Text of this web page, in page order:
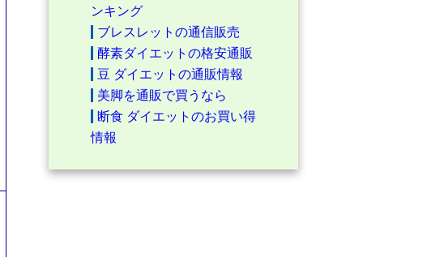
ンキング
ブレスレットの通信販売
酵素ダイエットの格安通販
豆 ダイエットの通販情報
美脚を通販で買うなら
断食 ダイエットのお買い得
情報